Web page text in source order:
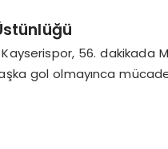
56. dakikada
gol olmayınca